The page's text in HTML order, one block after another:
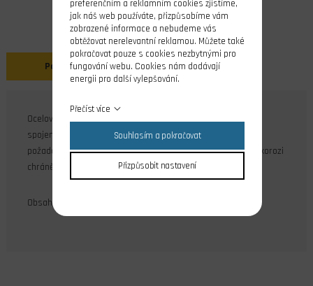
Popis
Ocelová dvoudílná spojka s vnějším průměrem 10 mm pro
spojení lodní hřídele s elektromotorem v případě, kdy je
požadována eliminace mírné nesouososti. Povrch je proti korozi
chráněn černěním.
Obsah balení: 1 ks
preferenčním a reklamním cookies zjistíme,
jak náš web používáte, přizpůsobíme vám
zobrazené informace a nebudeme vás
obtěžovat nerelevantní reklamou. Můžete také
pokračovat pouze s cookies nezbytnými pro
fungování webu. Cookies nám dodávají
energii pro další vylepšování.
Přečíst více
Souhlasím a pokračovat
Přizpůsobit nastavení